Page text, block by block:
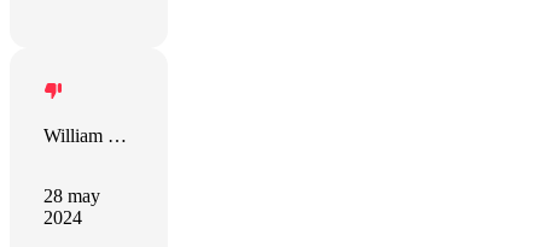
William O'Neal
28 may
2024